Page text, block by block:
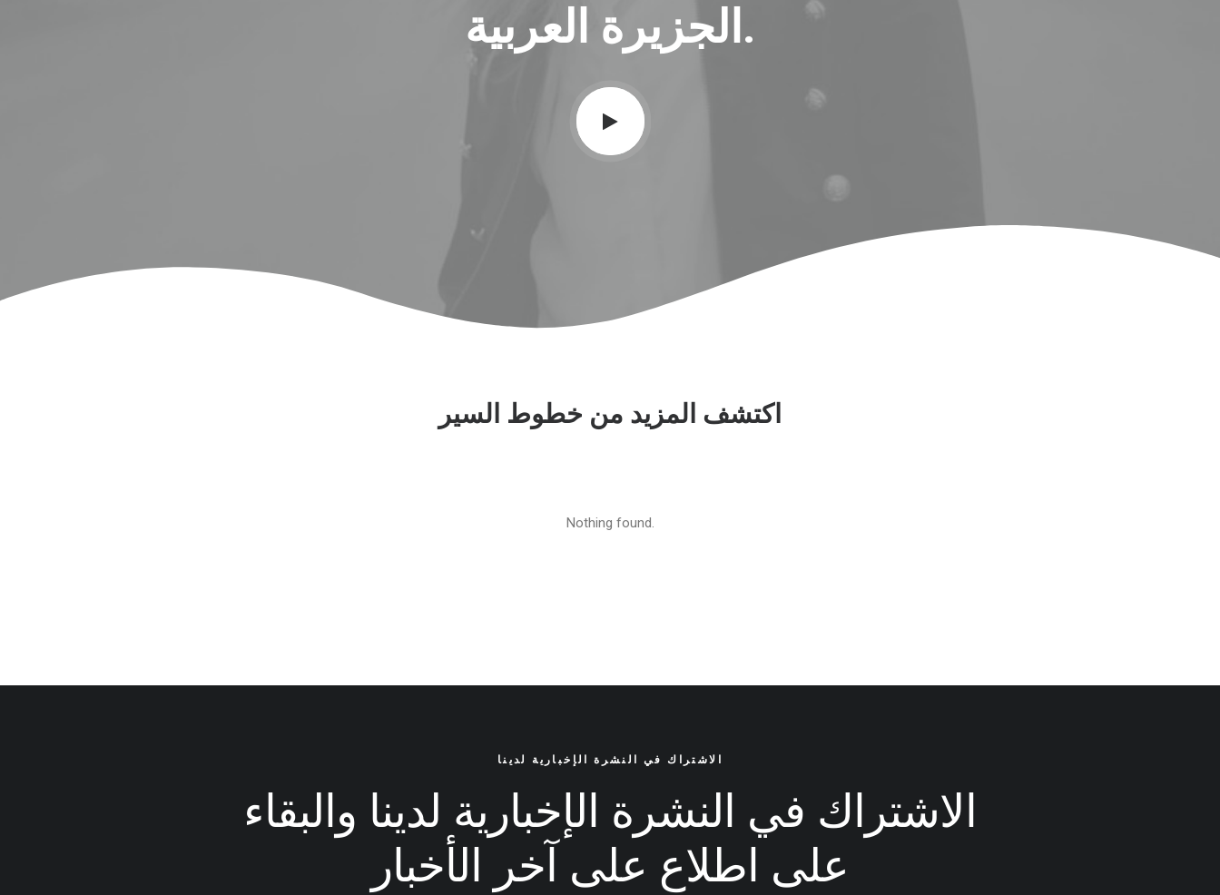
الجزيرة العربية.
اكتشف المزيد من خطوط السير
Nothing found.
الاشتراك في النشرة الإخبارية لدينا
الاشتراك في النشرة الإخبارية لدينا والبقاء
على اطلاع على آخر الأخبار